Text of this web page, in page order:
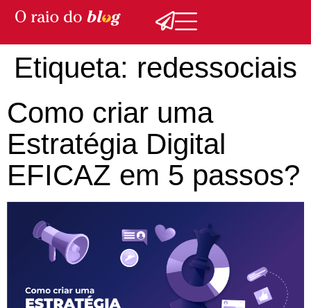
Etiqueta: redessociais
Como criar uma
Estratégia Digital
EFICAZ em 5 passos?